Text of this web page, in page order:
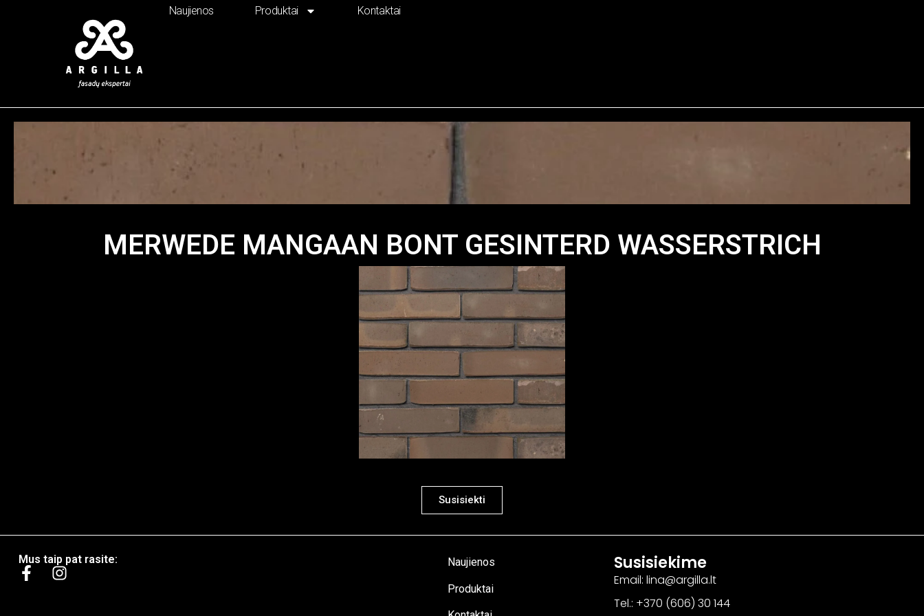
Naujienos Produktai Kontaktai
MERWEDE MANGAAN BONT GESINTERD WASSERSTRICH
Susisiekti
Mus taip pat rasite: Naujienos
Produktai
Susisiekime
Email: lina@argilla.lt
Tel.: +370 (606) 30 144